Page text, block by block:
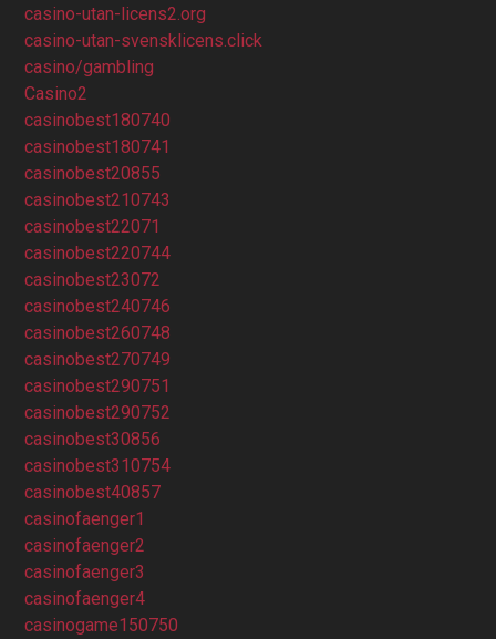
casino-utan-licens2.org
casino-utan-svensklicens.click
casino/gambling
Casino2
casinobest180740
casinobest180741
casinobest20855
casinobest210743
casinobest22071
casinobest220744
casinobest23072
casinobest240746
casinobest260748
casinobest270749
casinobest290751
casinobest290752
casinobest30856
casinobest310754
casinobest40857
casinofaenger1
casinofaenger2
casinofaenger3
casinofaenger4
casinogame150750